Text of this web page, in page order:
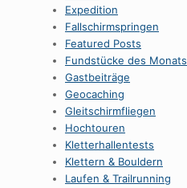
Expedition
Fallschirmspringen
Featured Posts
Fundstücke des Monats
Gastbeiträge
Geocaching
Gleitschirmfliegen
Hochtouren
Kletterhallentests
Klettern & Bouldern
Laufen & Trailrunning